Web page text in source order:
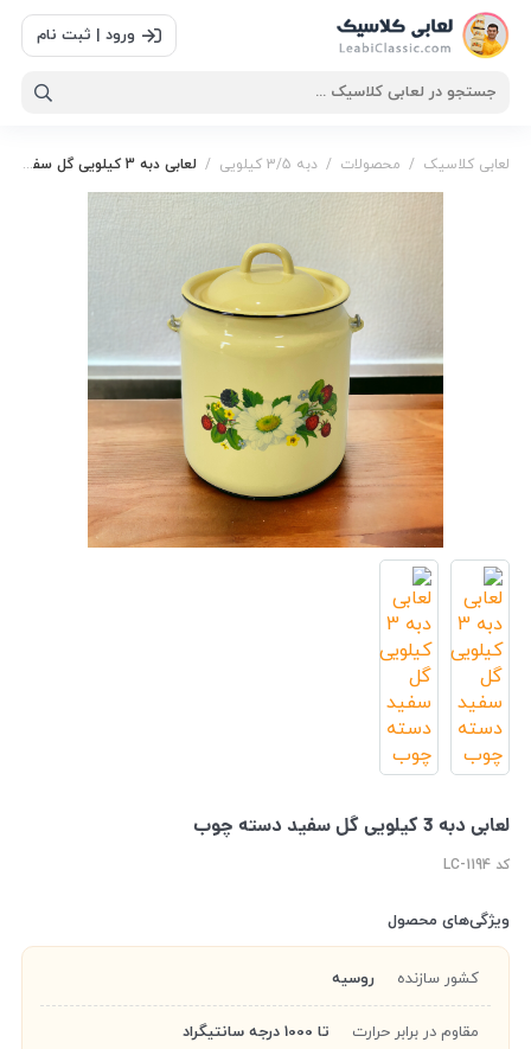
ورود | ثبت نام
لعابی کلاسیک / محصولات / دبه 3/5 کیلویی / لعابی دبه 3 کیلویی گل سفید دسته چوب
دبه 3.5 ,دبه 3.5 کیلویی ,دبه 3.5 کیلویی گل ,
گل سفید
لعابی دبه 3 کیلویی گل سفید دسته چوب
کد LC-1194
ویژگی‌های محصول
کشور سازنده روسیه
مقاوم در برابر حرارت تا 1000 درجه سانتیگراد